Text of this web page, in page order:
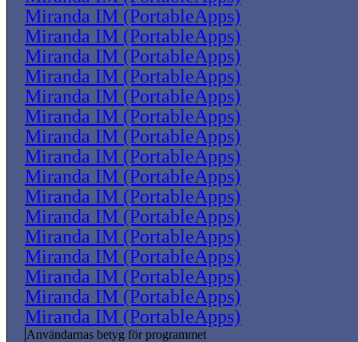
Miranda IM (PortableApps)
Miranda IM (PortableApps)
Miranda IM (PortableApps)
Miranda IM (PortableApps)
Miranda IM (PortableApps)
Miranda IM (PortableApps)
Miranda IM (PortableApps)
Miranda IM (PortableApps)
Miranda IM (PortableApps)
Miranda IM (PortableApps)
Miranda IM (PortableApps)
Miranda IM (PortableApps)
Miranda IM (PortableApps)
Miranda IM (PortableApps)
Miranda IM (PortableApps)
Miranda IM (PortableApps)
Användarnas betyg för programmet